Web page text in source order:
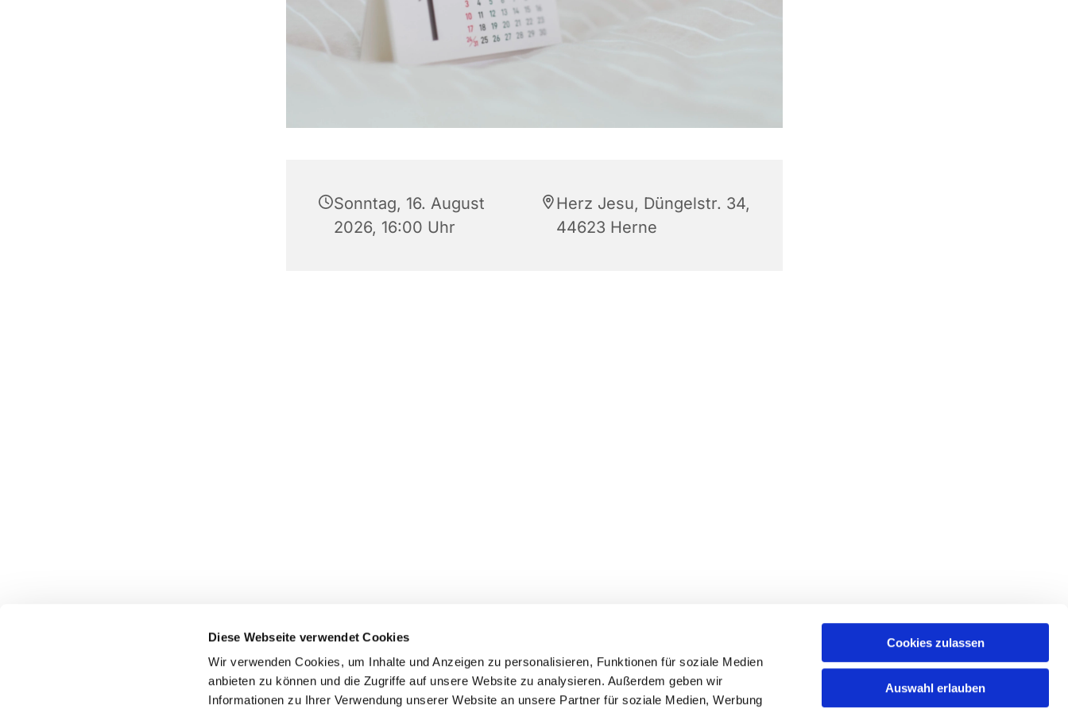
Diese Webseite verwendet Cookies
Wir verwenden Cookies, um Inhalte und Anzeigen zu personalisieren, Funktionen für soziale Medien
anbieten zu können und die Zugriffe auf unsere Website zu analysieren. Außerdem geben wir
Informationen zu Ihrer Verwendung unserer Website an unsere Partner für soziale Medien, Werbung
Cookies zulassen
Auswahl erlauben
Sonntag, 16. August
2026, 16:00 Uhr
Herz Jesu, Düngelstr. 34,
44623 Herne